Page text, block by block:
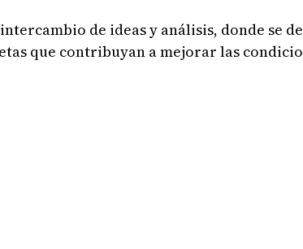
de ideas y análisis, donde se
que contribuyan a mejorar las